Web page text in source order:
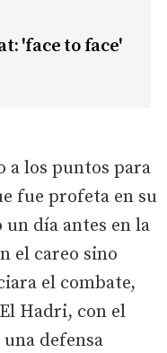
'face to face'
a los puntos para
fue profeta en su
día antes en la
el careo sino
el combate,
Hadri, con el
defensa